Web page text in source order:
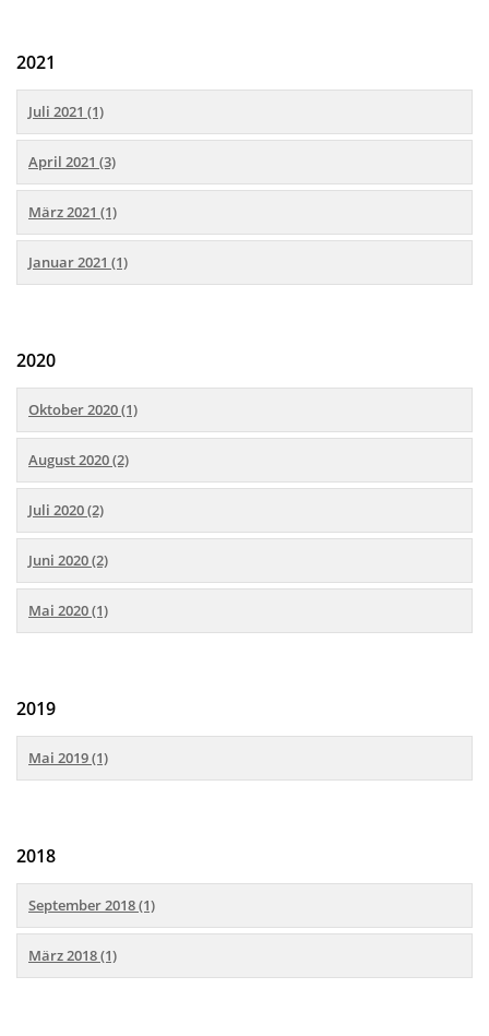
2021
Juli 2021 (1)
April 2021 (3)
März 2021 (1)
Januar 2021 (1)
2020
Oktober 2020 (1)
August 2020 (2)
Juli 2020 (2)
Juni 2020 (2)
Mai 2020 (1)
2019
Mai 2019 (1)
2018
September 2018 (1)
März 2018 (1)